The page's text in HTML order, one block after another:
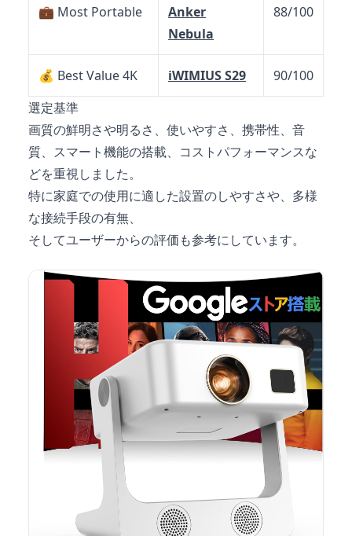
💼 Most Portable
Anker
Nebula
88/100
💰 Best Value 4K iWIMIUS S29
90/100
選定基準
画質の鮮明さや明るさ、使いやすさ、携帯性、音
質、スマート機能の搭載、コストパフォーマンスな
どを重視しました。
特に家庭での使用に適した設置のしやすさや、多様
な接続手段の有無、
そしてユーザーからの評価も参考にしています。